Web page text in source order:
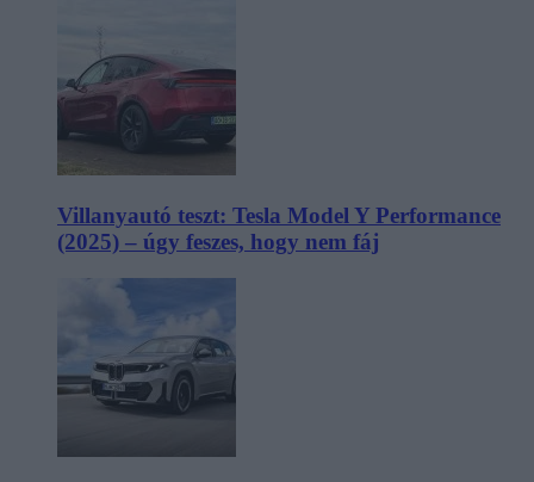
Villanyautó teszt: Tesla Model Y Performance
(2025) – úgy feszes, hogy nem fáj